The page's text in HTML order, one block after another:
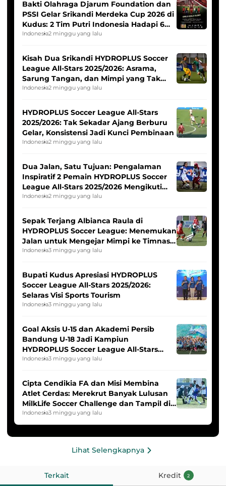
Bakti Olahraga Djarum Foundation dan
PSSI Gelar Srikandi Merdeka Cup 2026 di
Kudus: 2 Tim Putri Indonesia Hadapi 6
Tim Asia
Indonesia2 minggu yang lalu
Kisah Dua Srikandi HYDROPLUS Soccer
League All-Stars 2025/2026: Asrama,
Sarung Tangan, dan Mimpi yang Tak
Pernah Padam
Indonesia2 minggu yang lalu
HYDROPLUS Soccer League All-Stars
2025/2026: Tak Sekadar Ajang Berburu
Gelar, Konsistensi Jadi Kunci Pembinaan
Indonesia2 minggu yang lalu
Dua Jalan, Satu Tujuan: Pengalaman
Inspiratif 2 Pemain HYDROPLUS Soccer
League All-Stars 2025/2026 Mengikuti
Seleksi Timnas Indonesia Putri
Indonesia2 minggu yang lalu
Sepak Terjang Albianca Raula di
HYDROPLUS Soccer League: Menemukan
Jalan untuk Mengejar Mimpi ke Timnas
Indonesia Putri
Indonesia3 minggu yang lalu
Bupati Kudus Apresiasi HYDROPLUS
Soccer League All-Stars 2025/2026:
Selaras Visi Sports Tourism
Indonesia3 minggu yang lalu
Goal Aksis U-15 dan Akademi Persib
Bandung U-18 Jadi Kampiun
HYDROPLUS Soccer League All-Stars
2025/2026
Indonesia3 minggu yang lalu
Cipta Cendikia FA dan Misi Membina
Atlet Cerdas: Merekrut Banyak Lulusan
MilkLife Soccer Challenge dan Tampil di
HYDROPLUS Soccer League
Indonesia3 minggu yang lalu
Lihat Selengkapnya
Terkait Kredit 2